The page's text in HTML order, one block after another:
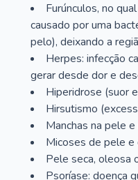
Furúnculos, no
causado por uma
pelo), deixando a
Herpes: infecção
gerar desde dor e
Hiperidrose (suor
Hirsutismo
Manchas na pele e
Micoses de pele e
Pele seca, oleosa
Psoríase: doença